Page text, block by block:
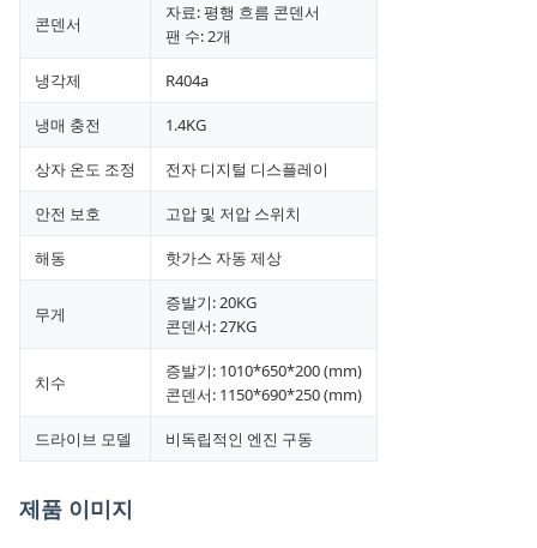
콘덴서
자료: 평행 흐름 콘덴서
팬 수: 2개
냉각제 R404a
냉매 충전 1.4KG
상자 온도 조정 전자 디지털 디스플레이
안전 보호 고압 및 저압 스위치
해동 핫가스 자동 제상
무게
증발기: 20KG
콘덴서: 27KG
치수
증발기: 1010*650*200 (mm)
콘덴서: 1150*690*250 (mm)
드라이브 모델 비독립적인 엔진 구동
제품 이미지